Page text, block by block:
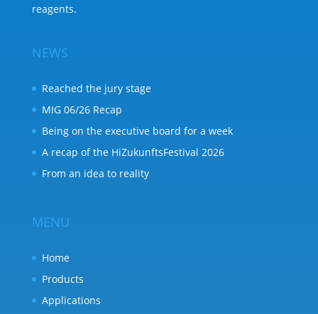
reagents.
NEWS
Reached the jury stage
MIG 06/26 Recap
Being on the executive board for a week
A recap of the HiZukunftsFestival 2026
From an idea to reality
MENU
Home
Products
Applications